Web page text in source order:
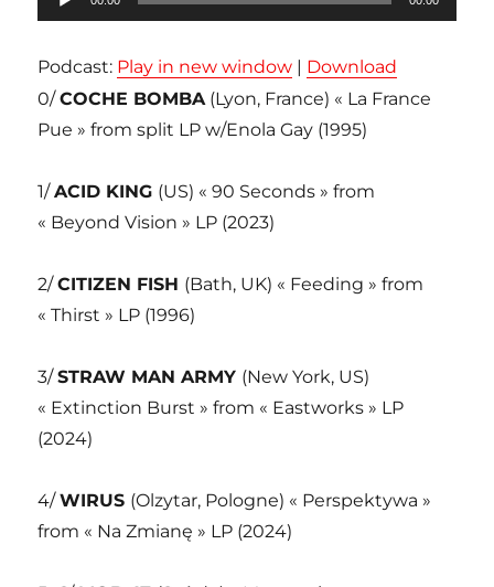
audio
Podcast: Play in new window | Download
0/COCHE BOMBA(Lyon, France) « La France
Pue » from split LP w/Enola Gay (1995)
1/ACID KING (US) « 90 Seconds » from
« Beyond Vision » LP (2023)
2/CITIZEN FISH (Bath, UK) « Feeding » from
« Thirst » LP (1996)
3/STRAW MAN ARMY (New York, US)
« Extinction Burst » from « Eastworks » LP
(2024)
4/WIRUS (Olzytar, Pologne) « Perspektywa »
from « Na Zmianę » LP (2024)